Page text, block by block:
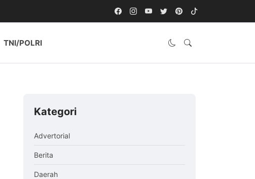
TNI/POLRI
Kategori
Advertorial
Berita
Daerah